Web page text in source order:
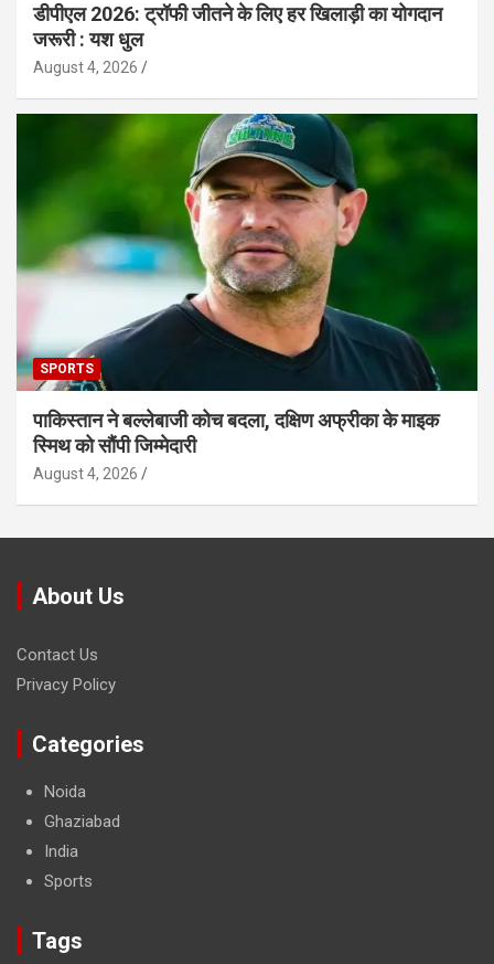
डीपीएल 2026: ट्रॉफी जीतने के लिए हर खिलाड़ी का योगदान
जरूरी : यश धुल
August 4, 2026
SPORTS
पाकिस्तान ने बल्लेबाजी कोच बदला, दक्षिण अफ्रीका के माइक
स्मिथ को सौंपी जिम्मेदारी
August 4, 2026
About Us
Contact Us
Privacy Policy
Categories
Noida
Ghaziabad
India
Sports
Tags